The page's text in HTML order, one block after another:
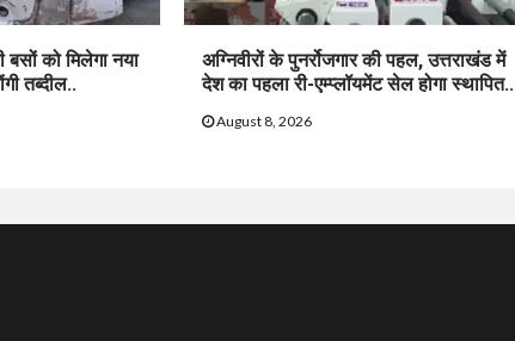
बसों को मिलेगा नया
तब्दील..
अग्निवीरों के पुनर्रोजगार की पहल, उत्तराखंड में
देश का पहला री-एम्प्लॉयमेंट सेल होगा स्थापित..
August 8, 2026